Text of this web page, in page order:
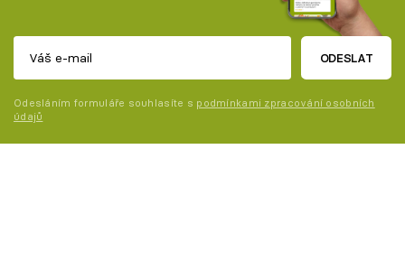
ODESLAT
Odesláním formuláře souhlasíte s podmínkami zpracování osobních
údajů